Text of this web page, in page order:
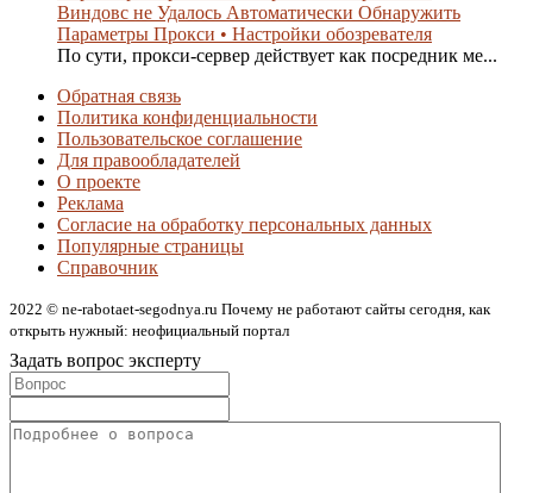
Виндовс не Удалось Автоматически Обнаружить
Параметры Прокси • Настройки обозревателя
По сути, прокси-сервер действует как посредник ме...
Обратная связь
Политика конфиденциальности
Пользовательское соглашение
Для правообладателей
О проекте
Реклама
Согласие на обработку персональных данных
Популярные страницы
Справочник
2022 © ne-rabotaet-segodnya.ru Почему не работают сайты сегодня, как
открыть нужный: неофициальный портал
Задать вопрос эксперту